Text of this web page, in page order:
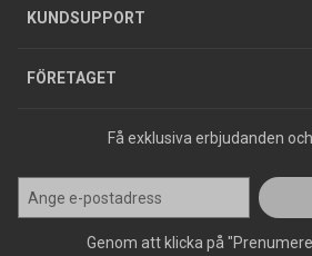
KUNDSUPPORT
Varumärken
FÖRETAGET
Jobba hos oss
Press
Få exklusiva erbjudanden
Genom att klicka på